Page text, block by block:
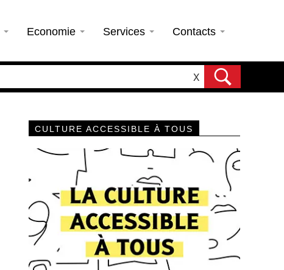
Economie Services Contacts
X
CULTURE ACCESSIBLE À TOUS